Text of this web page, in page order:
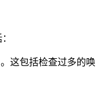
这包括检查过多的唤